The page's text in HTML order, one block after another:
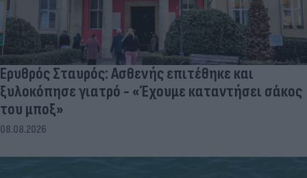
Ερυθρός Σταυρός: Ασθενής επιτέθηκε και
ξυλοκόπησε γιατρό - «Έχουμε καταντήσει σάκος
του μποξ»
08.08.2026